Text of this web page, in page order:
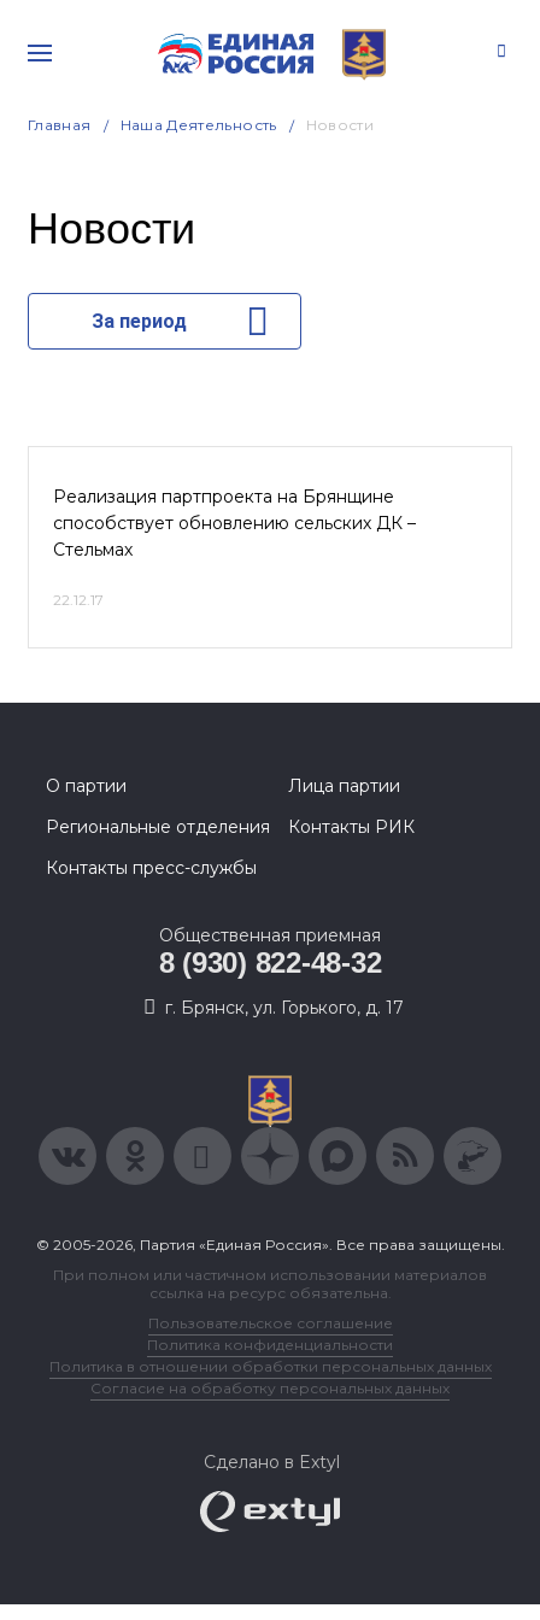
Главная Наша Деятельность Новости
Новости
За период
Реализация партпроекта на Брянщине
способствует обновлению сельских ДК –
Стельмах
22.12.17
О партии
Лица партии
Региональные отделения
Контакты РИК
Контакты пресс-службы
Общественная приемная
8 (930) 822-48-32
г. Брянск, ул. Горького, д. 17
© 2005-2026, Партия «Единая Россия». Все права защищены.
При полном или частичном использовании материалов
ссылка на ресурс обязательна.
Пользовательское соглашение
Политика конфиденциальности
Политика в отношении обработки персональных данных
Согласие на обработку персональных данных
Сделано в Extyl